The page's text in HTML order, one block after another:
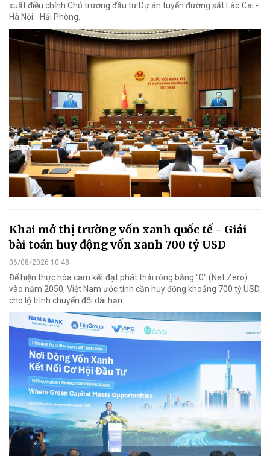
xuất điều chỉnh Chủ trương đầu tư Dự án tuyến đường sắt Lào Cai -
Hà Nội - Hải Phòng.
Khai mở thị trường vốn xanh quốc tế - Giải
bài toán huy động vốn xanh 700 tỷ USD
06/08/2026 10:48
Để hiện thực hóa cam kết đạt phát thải ròng bằng "0" (Net Zero)
vào năm 2050, Việt Nam ước tính cần huy động khoảng 700 tỷ USD
cho lộ trình chuyển đổi dài hạn.